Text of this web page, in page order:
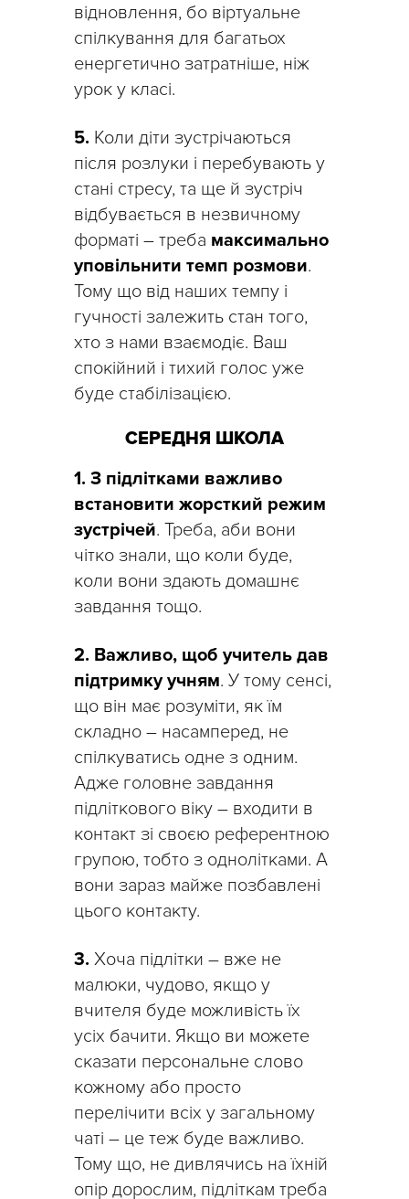
відновлення, бо віртуальне
спілкування для багатьох
енергетично затратніше, ніж
урок у класі.
5. Коли діти зустрічаються
після розлуки і перебувають у
стані стресу, та ще й зустріч
відбувається в незвичному
форматі – треба максимально
уповільнити темп розмови.
Тому що від наших темпу і
гучності залежить стан того,
хто з нами взаємодіє. Ваш
спокійний і тихий голос уже
буде стабілізацією.
СЕРЕДНЯ ШКОЛА
1. З підлітками важливо
встановити жорсткий режим
зустрічей. Треба, аби вони
чітко знали, що коли буде,
коли вони здають домашнє
завдання тощо.
2. Важливо, щоб учитель дав
підтримку учням. У тому сенсі,
що він має розуміти, як їм
складно – насамперед, не
спілкуватись одне з одним.
Адже головне завдання
підліткового віку – входити в
контакт зі своєю референтною
групою, тобто з однолітками. А
вони зараз майже позбавлені
цього контакту.
3. Хоча підлітки – вже не
малюки, чудово, якщо у
вчителя буде можливість їх
усіх бачити. Якщо ви можете
сказати персональне слово
кожному або просто
перелічити всіх у загальному
чаті – це теж буде важливо.
Тому що, не дивлячись на їхній
опір дорослим, підліткам треба